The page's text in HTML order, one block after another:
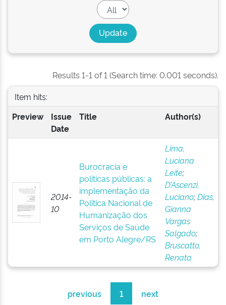
Results 1-1 of 1 (Search time: 0.001 seconds).
Item hits:
Preview
Issue
Date
Title Author(s)
2014-
10
Burocracia e
políticas públicas: a
implementação da
Política Nacional de
Humanização dos
Serviços de Saúde
em Porto Alegre/RS
Lima,
Luciana
Leite;
D’Ascenzi,
Luciano;Dias,
Gianna
Vargas
Salgado;
Bruscatto,
Renata
previous 1 next